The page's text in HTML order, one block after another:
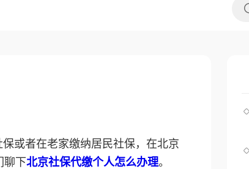
或者在老家缴纳居民社保，在北京
聊下北京社保代缴个人怎么办理。